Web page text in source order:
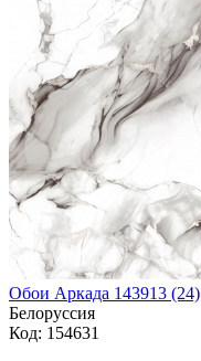
Обои Аркада 143913 (24)
Белоруссия
Код: 154631